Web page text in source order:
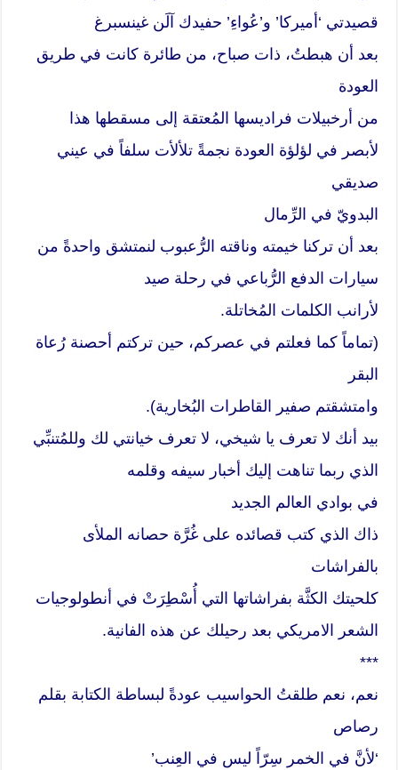
قصيدتي ‘أميركا’ و’عُواءِ’ حفيدك آلَن غينسبرغ
بعد أن هبطتُ، ذات صباح، من طائرة كانت في طريق
العودة
من أرخبيلات فراديسها المُعتقة إلى مسقطها هذا
لأبصر في لؤلؤة العودة نجمةً تلألأت سلفاً في عيني
صديقي
البدويّ في الرِّمال
بعد أن تركنا خيمته وناقته الرُّعبوب لنمتشق واحدةً من
سيارات الدفع الرُّباعي في رحلة صيد
لأرانب الكلمات المُخاتلة.
(تماماً كما فعلتم في عصركم، حين تركتم أحصنة رُعاة
البقر
وامتشقتم صفير القاطرات البُخارية).
بيد أنك لا تعرف يا شيخي، لا تعرف خيانتي لك وللمُتنبِّي
الذي ربما تناهت إليك أخبار سيفه وقلمه
في بوادي العالم الجديد
ذاك الذي كتب قصائده على غُرَّة حصانه الملأى
بالفراشات
كلحيتك الكثَّة بفراشاتها التي أُسْطِرَتْ في أنطولوجيات
الشعر الامريكي بعد رحيلك عن هذه الفانية.
***
نعم، نعم طلقتُ الحواسيب عودةً لبساطة الكتابة بقلم
رصاص
‘لأنَّ في الخمر سِرّاً ليس في العِنب’